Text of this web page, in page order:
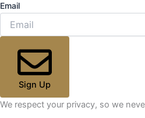
Email
Sign Up
We respect your privacy, so we